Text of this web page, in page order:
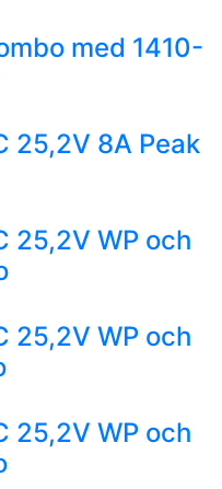
med 1410-
25,2V 8A Peak
25,2V WP och
25,2V WP och
25,2V WP och